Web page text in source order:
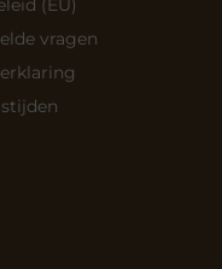
(EU)
vragen